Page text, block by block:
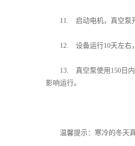
11. 启动电机，真空泵开
12. 设备运行10天左右，
13. 真空泵使用150日内请
影响运行。
温馨提示：寒冷的冬天真